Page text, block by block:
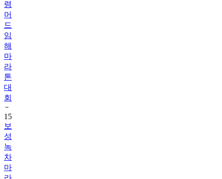
드
임
해
마
라
톤
대
회
15
보
성
녹
차
마
라
톤